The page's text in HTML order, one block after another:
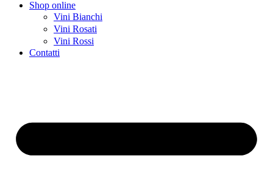
Shop online
Vini Bianchi
Vini Rosati
Vini Rossi
Contatti